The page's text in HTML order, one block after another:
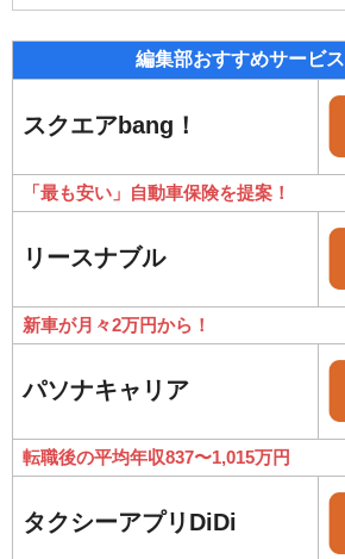
編集部おすすめサービス
スクエアbang！
「最も安い」自動車保険を提案！
リースナブル
新車が月々2万円から！
パソナキャリア
転職後の平均年収837〜1,015万円
タクシーアプリDiDi